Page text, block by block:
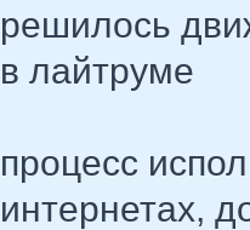
решилось
в лайтруме
процесс
интернетах,